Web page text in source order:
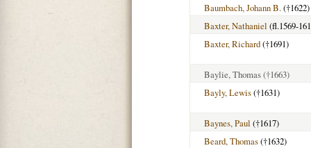
Baumbach, Johann B.(†1622)
Baxter, Nathaniel (fl.1569-
Baxter, Richard(†1691)
Baylie, Thomas(†1663)
Bayly, Lewis(†1631)
Baynes, Paul (†1617)
Beard, Thomas(†1632)